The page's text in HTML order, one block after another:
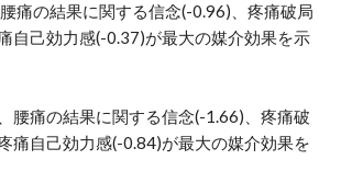
痛の結果に関する信念(-0.96)、疼痛破局
自己効力感(-0.37)が最大の媒介効果を示
腰痛の結果に関する信念(-1.66)、疼痛破
痛自己効力感(-0.84)が最大の媒介効果を